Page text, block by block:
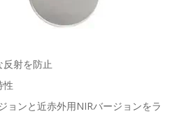
射を防止
性
ョンと近赤外用NIRバージョンをラ